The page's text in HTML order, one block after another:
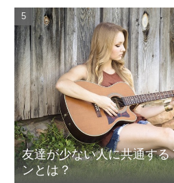
友達が少ない人に共通す
ンとは？